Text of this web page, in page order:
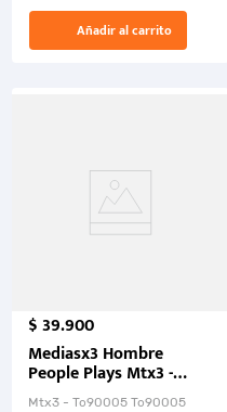
Añadir al carrito
$39.900
Mediasx3 Hombre
People Plays Mtx3 -
Tc90005.
Mtx3 - Tc90005 Tc90005